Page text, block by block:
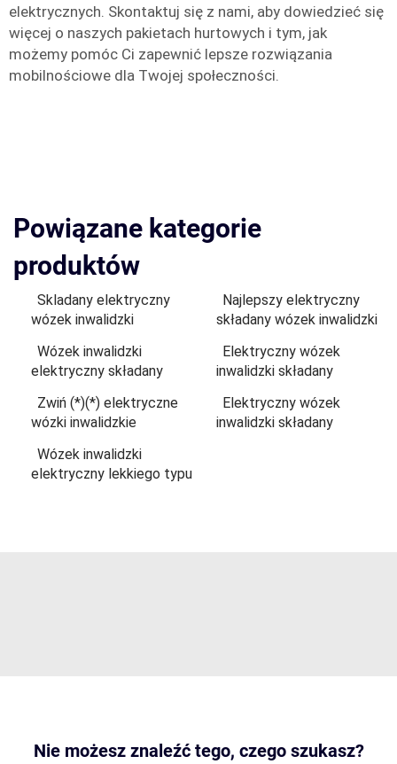
elektrycznych. Skontaktuj się z nami, aby dowiedzieć się
więcej o naszych pakietach hurtowych i tym, jak
możemy pomóc Ci zapewnić lepsze rozwiązania
mobilnościowe dla Twojej społeczności.
Powiązane kategorie
produktów
Skladany elektryczny
wózek inwalidzki
Najlepszy elektryczny
składany wózek inwalidzki
Wózek inwalidzki
elektryczny składany
Elektryczny wózek
inwalidzki składany
Zwiń (*)(*) elektryczne
wózki inwalidzkie
Elektryczny wózek
inwalidzki składany
Wózek inwalidzki
elektryczny lekkiego typu
Nie możesz znaleźć tego, czego szukasz?